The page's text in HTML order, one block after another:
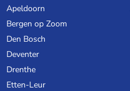
Apeldoorn
Bergen op Zoom
Den Bosch
Deventer
Drenthe
Etten-Leur